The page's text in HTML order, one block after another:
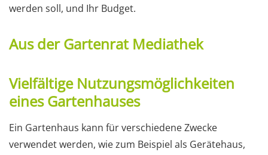
werden soll, und Ihr Budget.
Aus der Gartenrat Mediathek
Vielfältige Nutzungsmöglichkeiten
eines Gartenhauses
Ein Gartenhaus kann für verschiedene Zwecke
verwendet werden, wie zum Beispiel als Gerätehaus,